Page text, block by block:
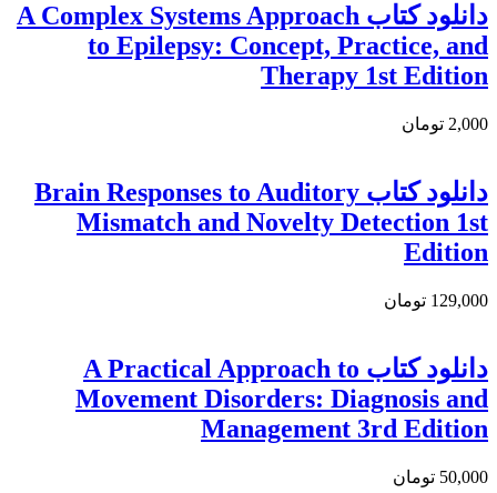
دانلود كتاب A Complex Systems Approach
to Epilepsy: Concept, Practice, and
Therapy 1st Edition
2,000 تومان
دانلود کتاب Brain Responses to Auditory
Mismatch and Novelty Detection 1st
Edition
129,000 تومان
دانلود کتاب A Practical Approach to
Movement Disorders: Diagnosis and
Management 3rd Edition
50,000 تومان